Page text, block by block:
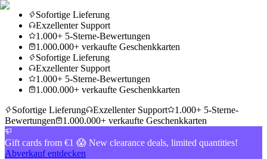
Sofortige Lieferung
Exzellenter Support
1.000+ 5-Sterne-Bewertungen
1.000.000+ verkaufte Geschenkkarten
Sofortige Lieferung
Exzellenter Support
1.000+ 5-Sterne-Bewertungen
1.000.000+ verkaufte Geschenkkarten
Sofortige Lieferung
Exzellenter Support
1.000+ 5-Sterne-
Bewertungen
1.000.000+ verkaufte Geschenkkarten
Gift cards from €1 😱 New clearance deals, limited quantities!
Abverkauf entdecken